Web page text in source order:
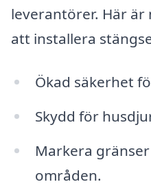
leverantörer. Här
att installera
Ökad säkerhet
Skydd för
Markera
områden.